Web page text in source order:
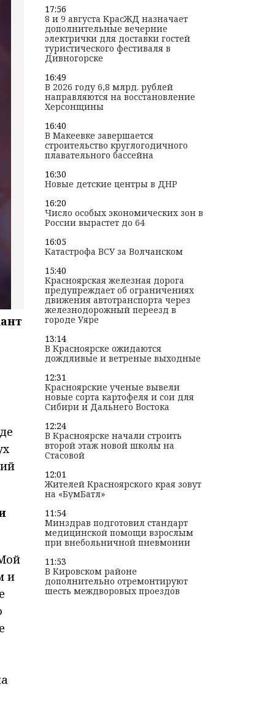
и
17:56
8 и 9 августа КрасЖД назначает
дополнительные вечерние
электрички для доставки гостей
туристического фестиваля в
Дивногорске
16:49
В 2026 году 6,8 млрд. рублей
направляются на восстановление
Херсонщины
16:40
В Макеевке завершается
строительство круглогодичного
плавательного бассейна
16:30
Новые детские центры в ДНР
16:20
Число особых экономических зон в
России вырастет до 64
16:05
Катастрофа ВСУ за Волчанском
15:40
Красноярская железная дорога
предупреждает об ограничениях
движения автотранспорта через
железнодорожный переезд в
городе Уяре
13:14
В Красноярске ожидаются
дождливые и ветреные выходные
12:31
Красноярские ученые вывели
новые сорта картофеля и сои для
Сибири и Дальнего Востока
12:24
В Красноярске начали строить
второй этаж новой школы на
Стасовой
12:01
Жителей Красноярского края зовут
на «БумБатл»
11:54
Минздрав подготовил стандарт
медицинской помощи взрослым
при внебольничной пневмонии
11:53
В Кировском районе
дополнительно отремонтируют
шесть междворовых проездов